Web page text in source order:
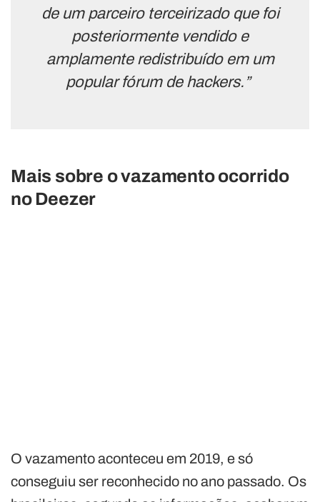
de um parceiro terceirizado que foi
posteriormente vendido e
amplamente redistribuído em um
popular fórum de hackers.”
Mais sobre o vazamento ocorrido
no Deezer
O vazamento aconteceu em 2019, e só
conseguiu ser reconhecido no ano passado. Os